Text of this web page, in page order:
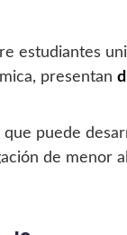
estudiantes
presentan
puede
de menor